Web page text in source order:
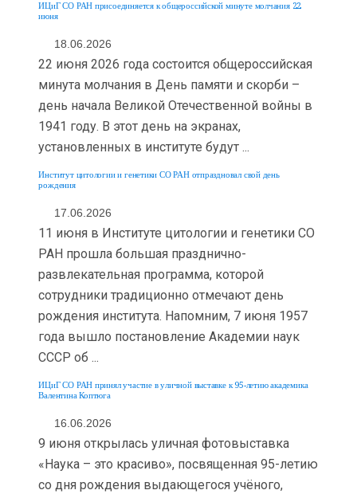
ИЦиГ СО РАН присоединяется к общероссийской минуте молчания 22
июня
18.06.2026
22 июня 2026 года состоится общероссийская
минута молчания в День памяти и скорби –
день начала Великой Отечественной войны в
1941 году. В этот день на экранах,
установленных в институте будут ...
Институт цитологии и генетики СО РАН отпраздновал свой день
рождения
17.06.2026
11 июня в Институте цитологии и генетики СО
РАН прошла большая празднично-
развлекательная программа, которой
сотрудники традиционно отмечают день
рождения института. Напомним, 7 июня 1957
года вышло постановление Академии наук
СССР об ...
ИЦиГ СО РАН принял участие в уличной выставке к 95-летию академика
Валентина Коптюга
16.06.2026
9 июня открылась уличная фотовыставка
«Наука – это красиво», посвященная 95-летию
со дня рождения выдающегося учёного,